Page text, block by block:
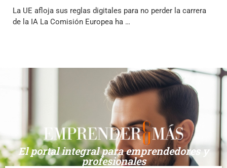
La UE afloja sus reglas digitales para no perder la carrera
de la IA La Comisión Europea ha …
El portal integral para emprendedores y
profesionales